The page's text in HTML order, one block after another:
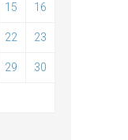
15 16
22 23
29 30